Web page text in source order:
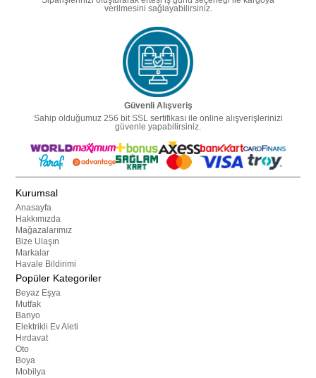
verilmesini sağlayabilirsiniz.
Güvenli Alışveriş
Sahip olduğumuz 256 bit SSL sertifikası ile online alışverişlerinizi
güvenle yapabilirsiniz.
Kurumsal
Anasayfa
Hakkımızda
Mağazalarımız
Bize Ulaşın
Markalar
Havale Bildirimi
Popüler Kategoriler
Beyaz Eşya
Mutfak
Banyo
Elektrikli Ev Aleti
Hırdavat
Oto
Boya
Mobilya